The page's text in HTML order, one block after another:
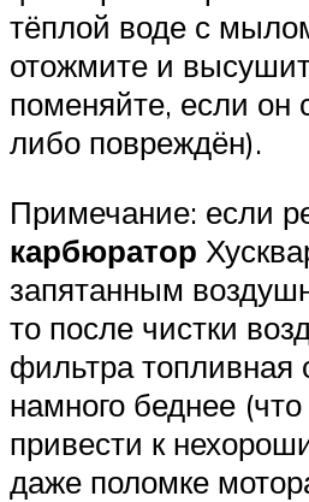
тёплой воде с
отожмите и
поменяйте, если он
либо повреждён).
Примечание: если
карбюратор
запятанным
то после чистки
фильтра топливная
намного беднее
привести к
даже поломке